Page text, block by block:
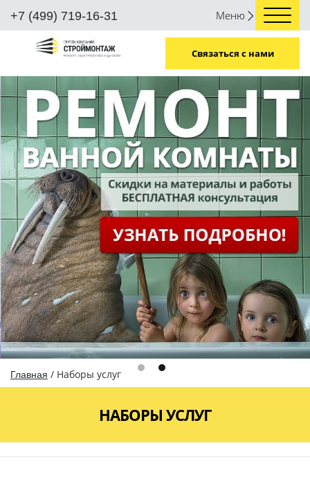
+7 (499) 719-16-31 Меню
Связаться с нами
Главная / Наборы услуг
НАБОРЫ УСЛУГ